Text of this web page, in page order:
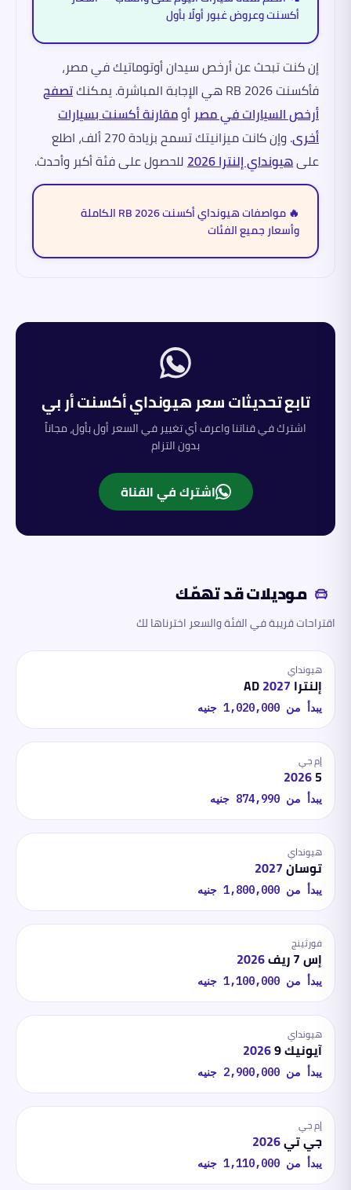
أكسنت وعروض غبور أولًا بأول
إن كنت تبحث عن أرخص سيدان أوتوماتيك في مصر،
فأكسنت RB 2026 هي الإجابة المباشرة. يمكنك
تصفح
أرخص السيارات في مصرأومقارنة أكسنت بسيارات
أخرى
. وإن كانت ميزانيتك تسمح بزيادة 270 ألف، اطلع
علىهيونداي إلنترا 2026 للحصول على فئة أكبر وأحدث.
🔥 مواصفات هيونداي أكسنت RB 2026 الكاملة
وأسعار جميع الفئات
تابع تحديثات سعرهيوندايأكسنت أر بي
اشترك في قناتنا واعرف أي تغيير في السعر أول بأول، مجاناً
بدون التزام
اشترك في القناة
موديلات قد تهمّك
اقتراحات قريبة في الفئة والسعر اخترناها لك
هيونداي
إلنترا AD 2027
يبدأ من 1,020,000 جنيه
إم جي
5
2026
يبدأ من 874,990 جنيه
هيونداي
توسان2027
يبدأ من 1,800,000 جنيه
فورثينج
إس 7 ريف 2026
يبدأ من 1,100,000 جنيه
هيونداي
آيونيك 9 2026
يبدأ من 2,900,000 جنيه
إم جي
جي تي2026
يبدأ من 1,110,000 جنيه